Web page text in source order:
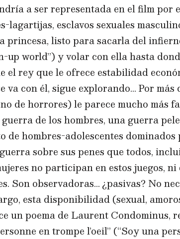
a ser representada en el film
lagartijas, esclavos sexuales
princesa, listo para sacarla del
up world”) y volar con ella hasta
el rey que le ofrece estabilidad
va con él, sigue explorando… Por
de horrores) le parece mucho más
de los hombres, una guerra
de hombres-adolescentes
sobre sus penes que todos,
no participan en estos juegos,
Son observadoras… ¿pasivas? No
esta disponibilidad (sexual,
un poema de Laurent Condominus,
en trompe l’oeil” (“Soy una